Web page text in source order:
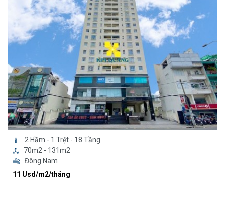
2 Hầm - 1 Trệt - 18 Tầng
70m2 - 131m2
Đông Nam
11 Usd/m2/tháng